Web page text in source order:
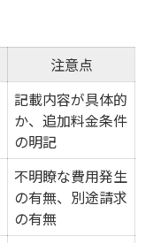
注意点
記載内容が具体的
か、追加料金条件
の明記
不明瞭な費用発生
の有無、別途請求
の有無